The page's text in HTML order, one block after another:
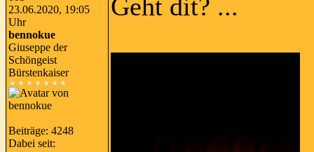
23.06.2020, 19:05
Uhr
bennokue
Giuseppe der
Schöngeist
Bürstenkaiser
Beiträge: 4248
Dabei seit:
Geht dit? ...